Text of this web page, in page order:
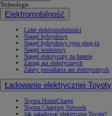
Technologie
Elektromobilność
Lider elektromobilności
Napęd hybrydowy
Napęd hybrydowy typu plug-in
Napęd wodorowy
Napęd elektryczny na baterię
Zasięg aut elektrycznych
Zalety posiadania aut elektrycznych
Ładowanie elektrycznej Toyoty
Toyota HomeCharge
Toyota Charging Network
Jak naładować elektryczną Toyotę?